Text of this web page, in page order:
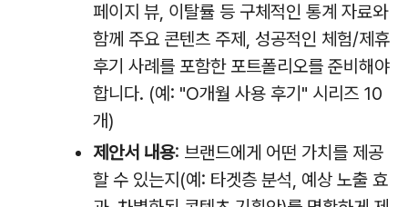
페이지 뷰, 이탈률 등 구체적인 통계 자료와
함께 주요 콘텐츠 주제, 성공적인 체험/제휴
후기 사례를 포함한 포트폴리오를 준비해야
합니다. (예: "O개월 사용 후기" 시리즈 10
개)
제안서 내용: 브랜드에게 어떤 가치를 제공
할 수 있는지(예: 타겟층 분석, 예상 노출 효